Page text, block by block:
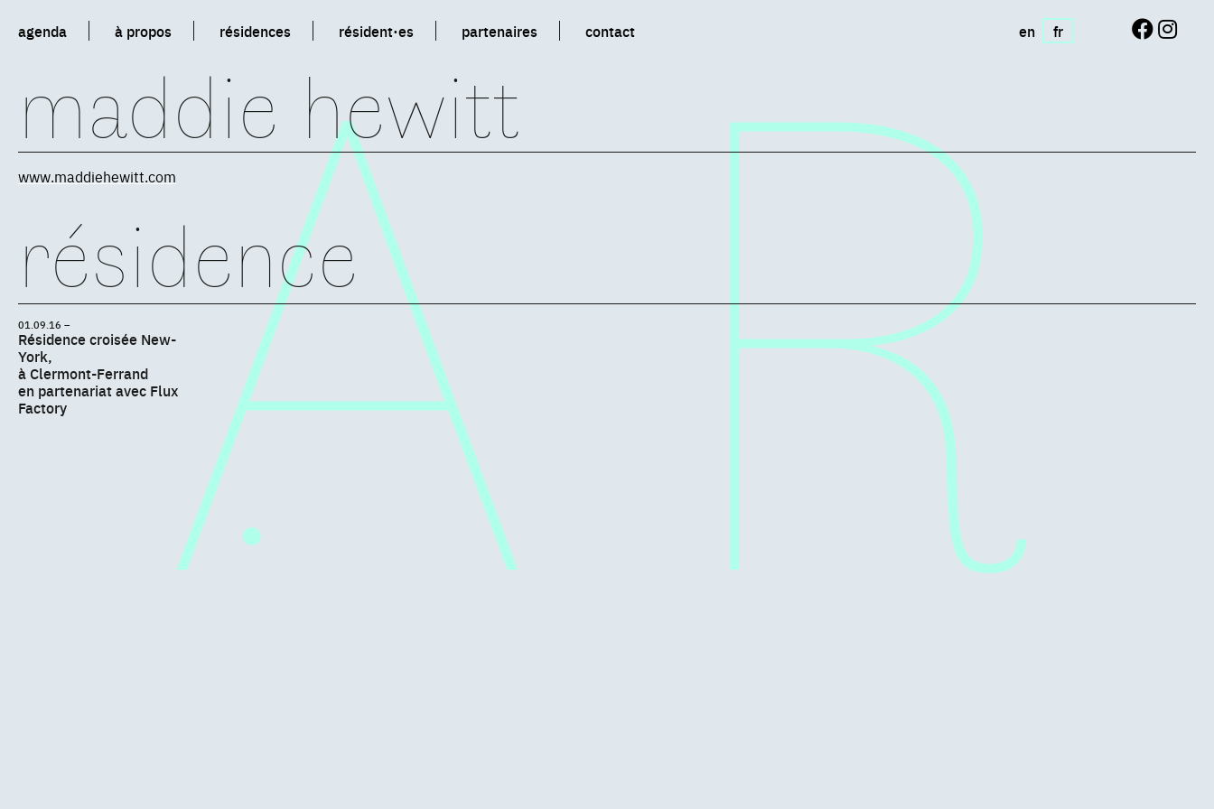
agenda à propos résidences résident·es partenaires contact en fr
maddie hewitt
www.maddiehewitt.com
résidence
01.09.16 –
Résidence croisée New-
York,
à Clermont-Ferrand
en partenariat avec Flux
Factory